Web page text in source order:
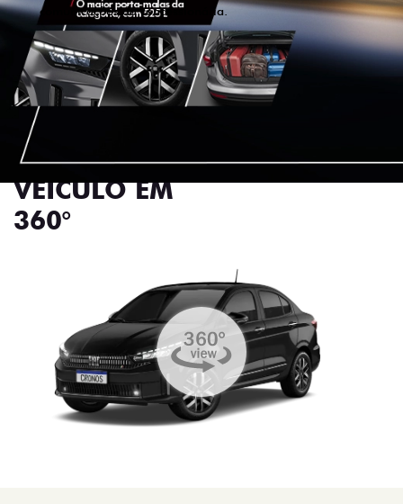
comunicações da concessionária.
ENTRAR EM CONTATO
VISUALIZE O
VEÍCULO EM
360°